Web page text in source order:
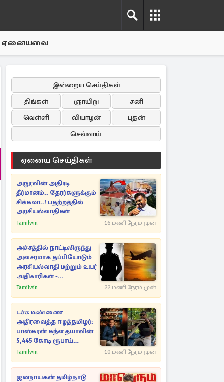
ஏனையவை
இன்றைய செய்திகள்
திங்கள்
ஞாயிறு
சனி
வெள்ளி
வியாழன்
புதன்
செவ்வாய்
ஏனைய செய்திகள்
அநுரவின் அதிரடி
தீர்மானம்.. தேரர்களுக்கும்
சிக்கலா..! பதற்றத்தில்
அரசியல்வாதிகள்
Tamilwin 16 மணி நேரம் முன்
அச்சத்தில் நாட்டிலிருந்து
அவசரமாக தப்பியோடும்
அரசியல்வாதி மற்றும் உயர்
அதிகாரிகள் -
ஆதாரங்களுடன்
புலனாய்வாளர்கள்
Tamilwin 22 மணி நேரம் முன்
டச்சு மண்ணை
அதிரவைத்த ஈழத்தமிழர்:
பாஸ்கரன் கந்தையாவின்
5,445 கோடி ரூபாய்
சாம்ராஜ்யம்
Tamilwin 10 மணி நேரம் முன்
ஜனநாயகன் தமிழ்நாடு